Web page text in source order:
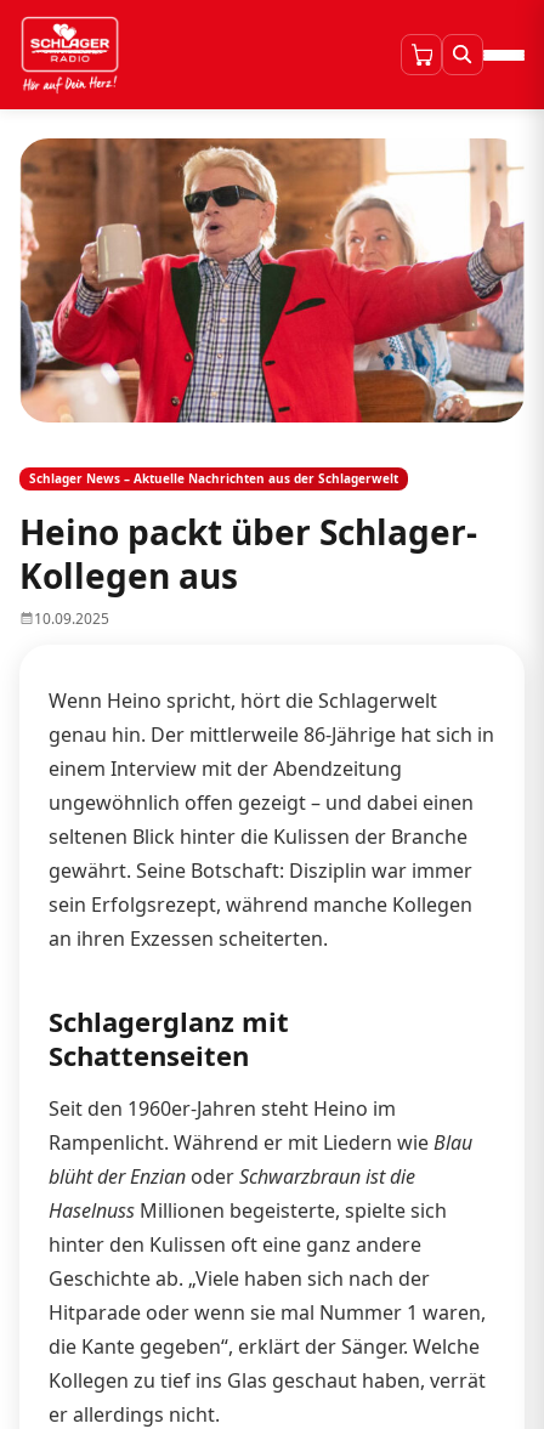
Schlager News – Aktuelle Nachrichten aus der Schlagerwelt
Heino packt über Schlager-
Kollegen aus
10.09.2025
Wenn Heino spricht, hört die Schlagerwelt
genau hin. Der mittlerweile 86-Jährige hat sich in
einem Interview mit der Abendzeitung
ungewöhnlich offen gezeigt – und dabei einen
seltenen Blick hinter die Kulissen der Branche
gewährt. Seine Botschaft: Disziplin war immer
sein Erfolgsrezept, während manche Kollegen
an ihren Exzessen scheiterten.
Schlagerglanz mit
Schattenseiten
Seit den 1960er-Jahren steht Heino im
Rampenlicht. Während er mit Liedern wieBlau
blüht der Enzian oderSchwarzbraun ist die
Haselnuss Millionen begeisterte, spielte sich
hinter den Kulissen oft eine ganz andere
Geschichte ab. „Viele haben sich nach der
Hitparade oder wenn sie mal Nummer 1 waren,
die Kante gegeben“, erklärt der Sänger. Welche
Kollegen zu tief ins Glas geschaut haben, verrät
er allerdings nicht.